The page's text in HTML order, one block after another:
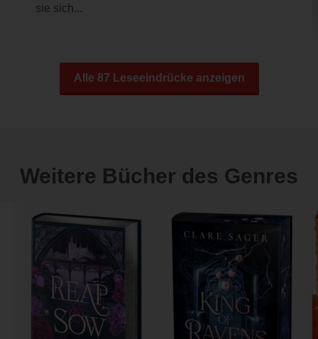
sie sich...
Alle 87 Leseeindrücke anzeigen
Weitere Bücher des Genres